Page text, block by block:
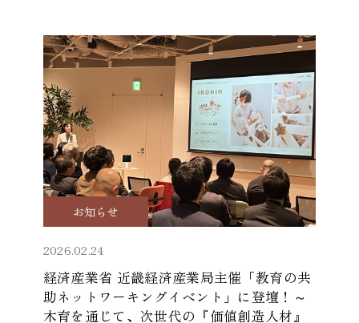
お知らせ
2026.02.24
経済産業省 近畿経済産業局主催「教育の共
助ネットワーキングイベント」に登壇！～
木育を通じて、次世代の『価値創造人材』